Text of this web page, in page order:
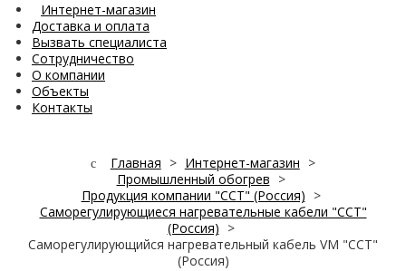
Интернет-магазин
Доставка и оплата
Вызвать специалиста
Сотрудничество
О компании
Объекты
Контакты
Главная > Интернет-магазин >
Промышленный обогрев >
Продукция компании "ССТ" (Россия) >
Саморегулирующиеся нагревательные кабели "ССТ"
(Россия) >
Саморегулирующийся нагревательный кабель VM "ССТ"
(Россия)